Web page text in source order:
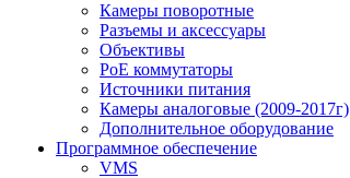
Камеры поворотные
Разъемы и аксессуары
Объективы
PoE коммутаторы
Источники питания
Камеры аналоговые (2009-2017г)
Дополнительное оборудование
Программное обеспечение
VMS